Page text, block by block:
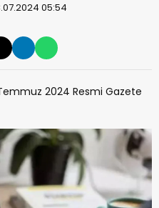
05:54